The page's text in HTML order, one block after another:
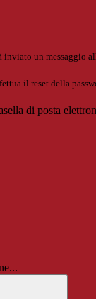
inviato un messaggio
il reset della
di posta